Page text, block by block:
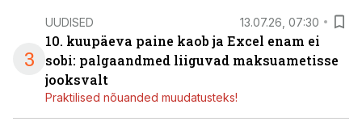
3
UUDISED 13.07.26, 07:30
10. kuupäeva paine kaob ja Excel enam ei
sobi: palgaandmed liiguvad maksuametisse
jooksvalt
Praktilised nõuanded muudatusteks!